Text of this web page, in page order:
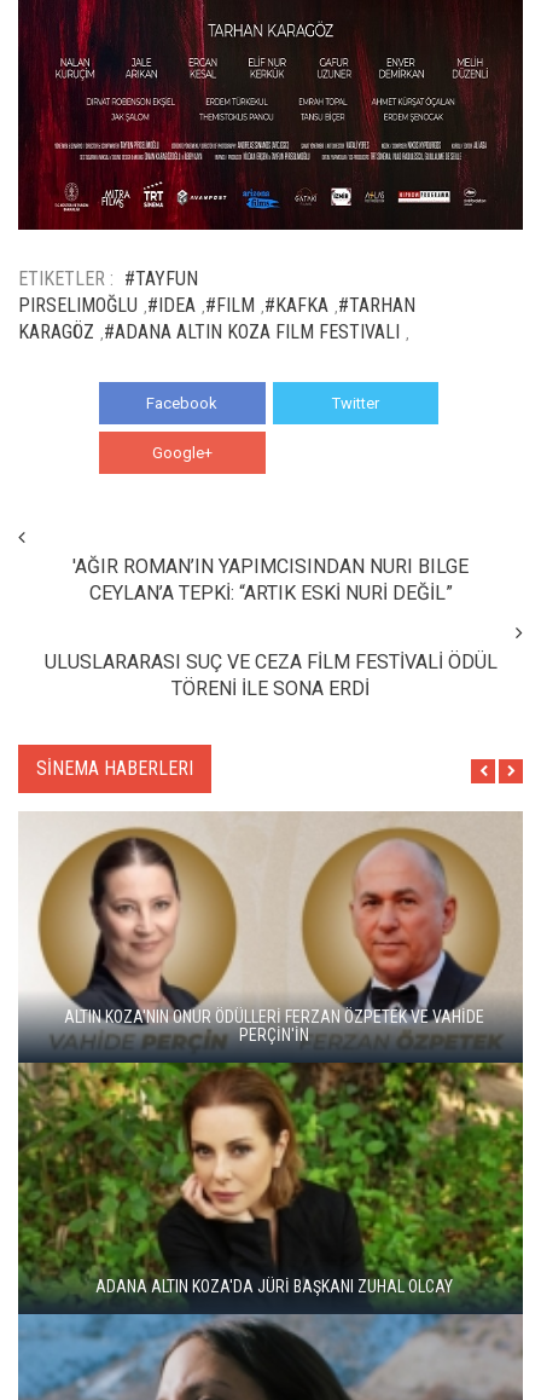
ETIKETLER : #TAYFUN
PIRSELIMOĞLU #IDEA #FILM #KAFKA #TARHAN
KARAGÖZ #ADANA ALTIN KOZA FILM FESTIVALI
Facebook Twitter
Google+
'AĞIR ROMAN’IN YAPIMCISINDAN NURI BILGE
CEYLAN’A TEPKİ: “ARTIK ESKİ NURİ DEĞİL”
ULUSLARARASI SUÇ VE CEZA FİLM FESTİVALİ ÖDÜL
TÖRENİ İLE SONA ERDİ
SİNEMA HABERLERI
ALTIN KOZA'NIN ONUR ÖDÜLLERİ FERZAN ÖZPETEK VE VAHİDE
PERÇİN'İN
ADANA ALTIN KOZA'DA JÜRİ BAŞKANI ZUHAL OLCAY